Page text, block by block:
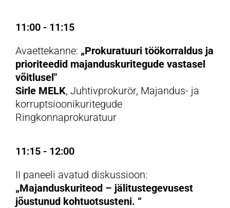
11:00 - 11:15
Avaettekanne: „Prokuratuuri töökorraldus ja
prioriteedid majanduskuritegude vastasel
võitlusel"
Sirle MELK, Juhtivprokurör, Majandus- ja
korruptsioonikuritegude
Ringkonnaprokuratuur
11:15 - 12:00
II paneeli avatud diskussioon:
„Majanduskuriteod – jälitustegevusest
jõustunud kohtuotsusteni. “